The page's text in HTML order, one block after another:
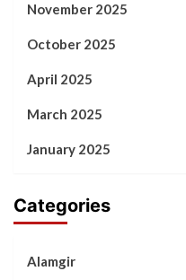
November 2025
October 2025
April 2025
March 2025
January 2025
Categories
Alamgir